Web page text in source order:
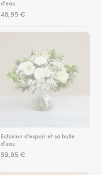
d'eau
48,95 €
Eclosion d'espoir et sa bulle
d'eau
59,95 €